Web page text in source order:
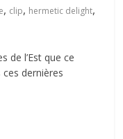
, clip, hermetic delight,
de l’Est que ce
dernières